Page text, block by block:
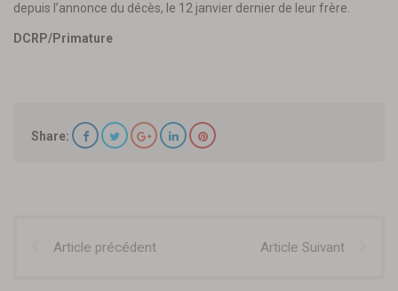
depuis l’annonce du décès, le 12 janvier dernier de leur frère.
DCRP/Primature
Share:
Article précédent Article Suivant